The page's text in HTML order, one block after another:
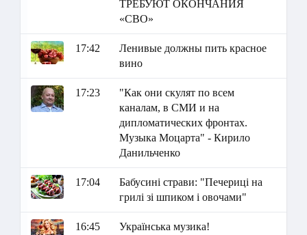
ТРЕБУЮТ ОКОНЧАНИЯ
«СВО»
17:42
Ленивые должны пить красное
вино
17:23
"Как они скулят по всем
каналам, в СМИ и на
дипломатических фронтах.
Музыка Моцарта" - Кирило
Данильченко
17:04
Бабусині страви: "Печериці на
грилі зі шпиком і овочами"
16:45 Українська музика!